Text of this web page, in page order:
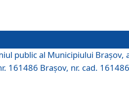
public al Municipiului Braşov,
161486 Brașov, nr. cad.